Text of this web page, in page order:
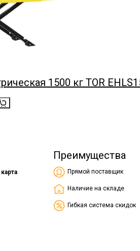
1500 кг TOR
Преимущества
Прямой поставщик
Наличие на складе
Гибкая система скидок